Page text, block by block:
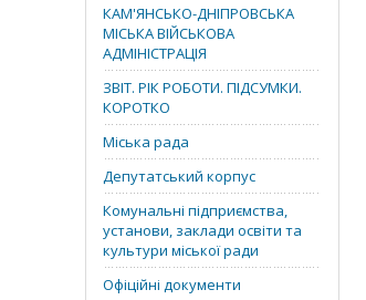
КАМ'ЯНСЬКО-ДНІПРОВСЬКА
МІСЬКА ВІЙСЬКОВА
АДМІНІСТРАЦІЯ
ЗВІТ. РІК РОБОТИ. ПІДСУМКИ.
КОРОТКО
Міська рада
Депутатський корпус
Комунальні підприємства,
установи, заклади освіти та
культури міської ради
Офіційні документи